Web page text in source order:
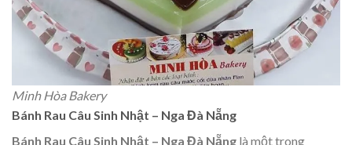
Minh Hòa Bakery
Bánh Rau Câu Sinh Nhật – Nga Đà Nẵng
Bánh Rau Câu Sinh Nhật – Nga Đà Nẵng là một trong